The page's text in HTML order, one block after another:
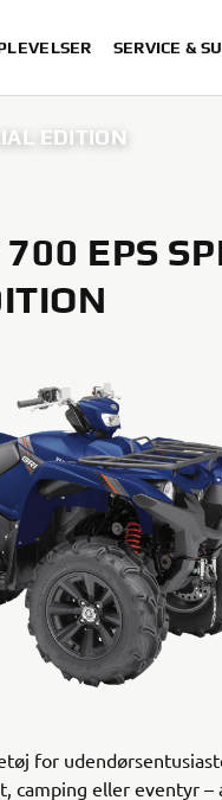
SERVICE &
EDITION
EPS
for
camping eller eventyr